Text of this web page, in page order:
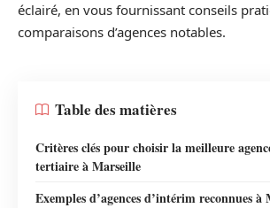
éclairé, en vous fournissant conseils
comparaisons d’agences notables.
Table des matières
Critères clés pour choisir la meilleure
tertiaire à Marseille
Exemples d’agences d’intérim reconnues à